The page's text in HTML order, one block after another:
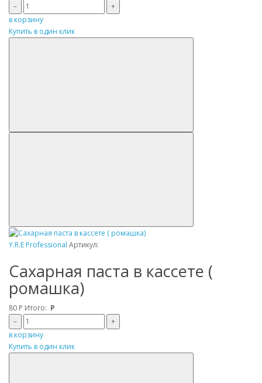
–
+
в корзину
Купить в один клик
Y.R.E Professional Артикул:
Сахарная паста в кассете (
ромашка)
80 Р Итого: Р
–
+
в корзину
Купить в один клик